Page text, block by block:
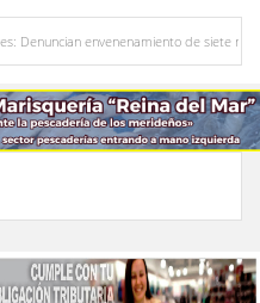
de siete mascotas en El